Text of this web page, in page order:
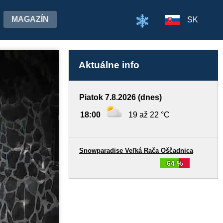
MAGAZÍN SK
Aktuálne info
Piatok 7.8.2026 (dnes)
18:00 19 až 22 °C
64 %
Snowparadise Veľká Rača Oščadnica